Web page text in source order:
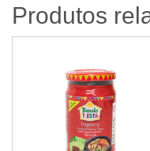
quantidade
Produtos